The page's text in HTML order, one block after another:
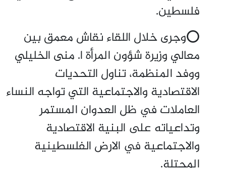
فلسطين.
⭕وجرى خلال اللقاء نقاش معمق بين
معالي وزيرة شؤون المرأة ا. منى الخليلي
ووفد المنظمة، تناول التحديات
الاقتصادية والاجتماعية التي تواجه النساء
العاملات في ظل العدوان المستمر
وتداعياته على البنية الاقتصادية
والاجتماعية في الارض الفلسطينية
المحتلة.